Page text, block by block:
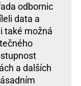
odbornic
data a
také možná
a dalších